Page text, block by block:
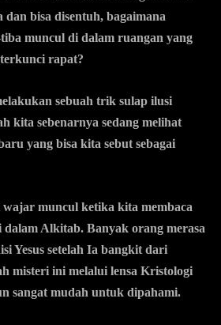
bisa disentuh, bagaimana
muncul di dalam ruangan yang
rapat?
sebuah trik sulap ilusi
kita sebenarnya sedang melihat
yang bisa kita sebut sebagai
muncul ketika kita membaca
dalam Alkitab. Banyak orang merasa
Yesus setelah Ia bangkit dari
misteri ini melalui lensa Kristologi
sangat mudah untuk dipahami.